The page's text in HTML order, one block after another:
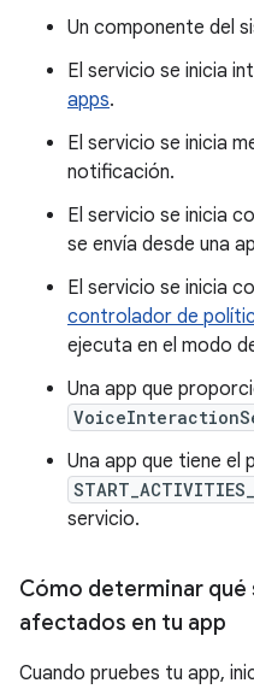
Un componente del
El servicio se inicia
apps.
El servicio se inicia
notificación.
El servicio se inicia
se envía desde una
El servicio se inicia
controlador de
ejecuta en el modo
Una app que
Una app que tiene el
servicio.
Cómo determinar qué
afectados en tu app
Cuando pruebes tu app,